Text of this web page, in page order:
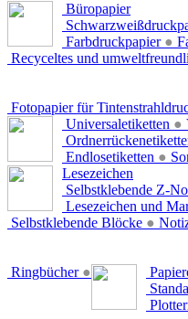
Büropapier
Farbdruckpapier ●
Recyceltes und
Fotopapier für
Universaletiketten ●
Endlosetiketten ●
Lesezeichen
Selbstklebende Z-
Lesezeichen und
Selbstklebende Blöcke ●
Ringbücher ●